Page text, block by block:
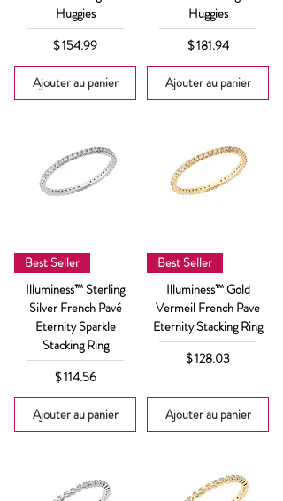
Huggies
Prix
$ 154.99
Ajouter au panier
Huggies
Prix
$ 181.94
Ajouter au panier
Best Seller
Illuminess™ Sterling
Silver French Pavé
Eternity Sparkle
Stacking Ring
Prix
$ 114.56
Ajouter au panier
Best Seller
Illuminess™ Gold
Vermeil French Pave
Eternity Stacking Ring
Prix
$ 128.03
Ajouter au panier